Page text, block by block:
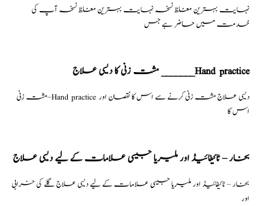
نہایت بہترین مغلظ نسخہ نہایت بہترین مغلظ نسخہ آپ کی
خدمت میں حاضر ہے جس
مشت زنی کا دیسی علاج _______Hand practice
مشت زنی–Hand practice دیسی علاج مشت زنی کرنے سے اس کا نقصان اور
اس کا
بخار – ٹائیفائیڈ اور ملیریا جیسی علامات کے لیے دیسی علاج
بخار – ٹائیفائیڈ اور ملیریا جیسی علامات کے لیے دیسی علاج گلے کی خرابی
اور